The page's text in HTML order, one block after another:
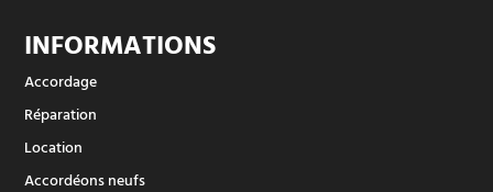
INFORMATIONS
Accordage
Réparation
Location
Accordéons neufs